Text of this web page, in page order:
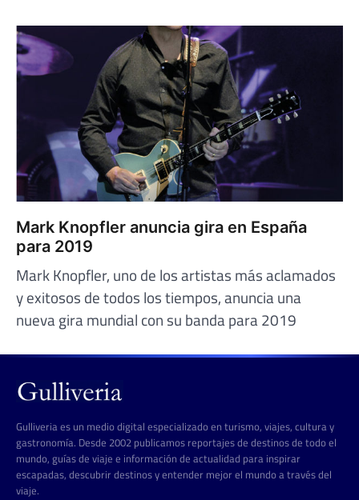
Mark Knopfler anuncia gira en España
para 2019
Mark Knopfler, uno de los artistas más aclamados
y exitosos de todos los tiempos, anuncia una
nueva gira mundial con su banda para 2019
Gulliveria es un medio digital especializado en turismo, viajes, cultura y
gastronomía. Desde 2002 publicamos reportajes de destinos de todo el
mundo, guías de viaje e información de actualidad para inspirar
escapadas, descubrir destinos y entender mejor el mundo a través del
viaje.